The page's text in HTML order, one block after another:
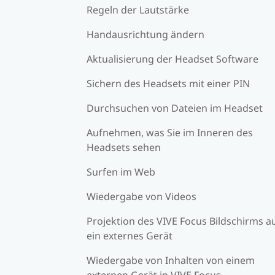
Regeln der Lautstärke
Handausrichtung ändern
Aktualisierung der Headset Software
Sichern des Headsets mit einer PIN
Durchsuchen von Dateien im Headset
Aufnehmen, was Sie im Inneren des
Headsets sehen
Surfen im Web
Wiedergabe von Videos
Projektion des VIVE Focus Bildschirms
ein externes Gerät
Wiedergabe von Inhalten von einem